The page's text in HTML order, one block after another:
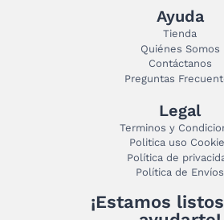
Ayuda
Tienda
Quiénes Somos
Contáctanos
Preguntas
Legal
Terminos y
Politica uso
Política de
Política de Envíos
¡Estamos